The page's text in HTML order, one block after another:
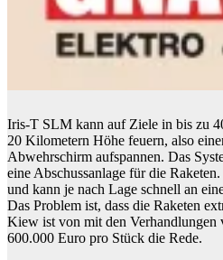
Iris-T SLM kann auf Ziele in bis zu
20 Kilometern Höhe feuern, also
Abwehrschirm aufspannen. Das
eine Abschussanlage für die
und kann je nach Lage schnell an
Das Problem ist, dass die Raketen
Kiew ist von mit den Verhandlungen
600.000 Euro pro Stück die Rede.